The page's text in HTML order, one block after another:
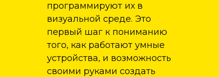
программируют их в
визуальной среде. Это
первый шаг к пониманию
того, как работают умные
устройства, и возможность
своими руками создать